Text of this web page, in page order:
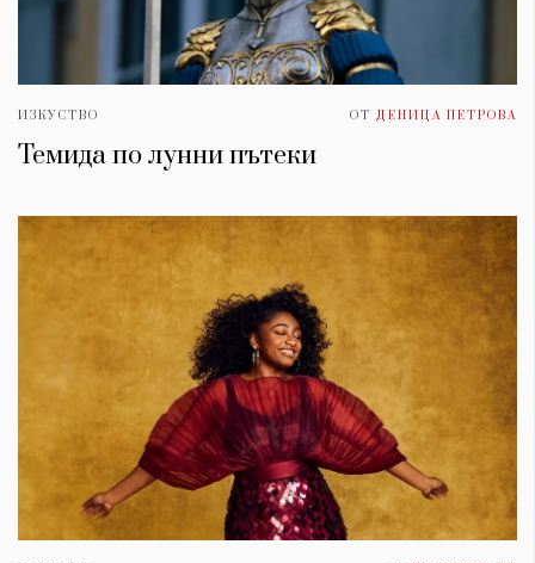
ИЗКУСТВО ОТ ДЕНИЦА ПЕТРОВА
Темида по лунни пътеки